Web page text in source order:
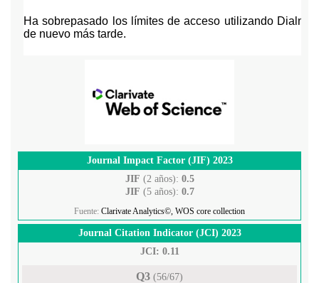
Journal Impact Factor (JIF) 2023
JIF (2 años): 0.5
JIF (5 años): 0.7
Fuente: Clarivate Analytics©, WOS core collection
Journal Citation Indicator (JCI) 2023
JCI: 0.11
Q3 (56/67)